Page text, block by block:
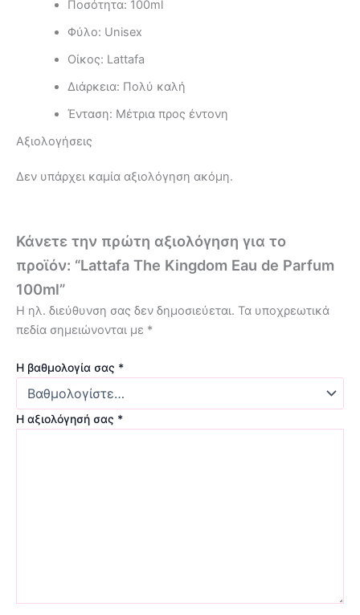
Ποσότητα: 100ml
Φύλο: Unisex
Οίκος: Lattafa
Διάρκεια: Πολύ καλή
Ένταση: Μέτρια προς έντονη
Αξιολογήσεις
Δεν υπάρχει καμία αξιολόγηση ακόμη.
Κάνετε την πρώτη αξιολόγηση για το
προϊόν: “Lattafa The Kingdom Eau de Parfum
100ml”
Η ηλ. διεύθυνση σας δεν δημοσιεύεται. Τα υποχρεωτικά
πεδία σημειώνονται με *
Η βαθμολογία σας *
Η αξιολόγησή σας *